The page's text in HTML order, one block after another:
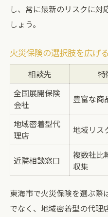
し、常に最新のリスクに対
しょう。
火災保険の選択肢を広げ
相談先 特
全国展開保険
会社
豊富な商
地域密着型代
理店
地域リス
近隣相談窓口
複数社比
収集
東海市で火災保険を選ぶ際
でなく、地域密着型の代理